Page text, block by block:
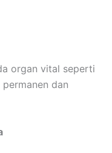
organ vital seperti
dan